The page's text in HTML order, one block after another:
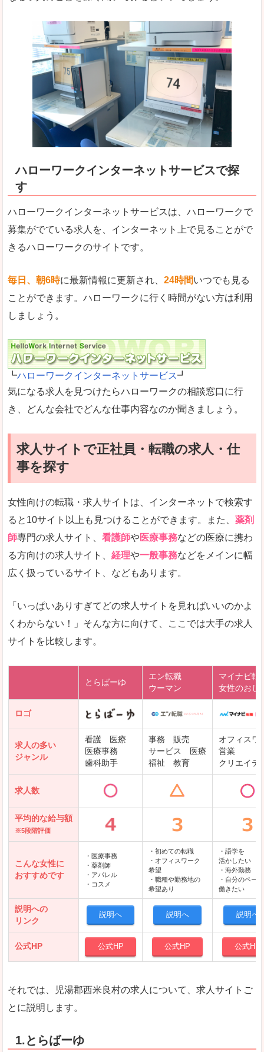
ハローワークインターネットサービスで探
す
ハローワークインターネットサービスは、ハローワークで
募集がでている求人を、インターネット上で見ることがで
きるハローワークのサイトです。
毎日、朝6時に最新情報に更新され、 24時間いつでも見る
ことができます。ハローワークに行く時間がない方は利用
しましょう。
┗ハローワークインターネットサービス┛
気になる求人を見つけたらハローワークの相談窓口に行
き、どんな会社でどんな仕事内容なのか聞きましょう。
求人サイトで正社員・転職の求人・仕
事を探す
女性向けの転職・求人サイトは、インターネットで検索す
ると10サイト以上も見つけることができます。また、 薬剤
師専門の求人サイト、 看護師や医療事務などの医療に携わ
る方向けの求人サイト、 経理や一般事務などをメインに幅
広く扱っているサイト、などもあります。
「いっぱいありすぎてどの求人サイトを見ればいいのかよ
くわからない！」そんな方に向けて、ここでは大手の求人
サイトを比較します。
とらばーゆ
エン転職
ウーマン
マイナビ転
女性のおし
ロゴ
求人の多い
ジャンル
看護 医療
医療事務
歯科助手
事務 販売
サービス 医療
福祉 教育
オフィスワ
営業
クリエイテ
求人数
平均的な給与額
※5段階評価
こんな女性に
おすすめです
・医療事務
・薬剤師
・アパレル
・コスメ
・初めての転職
・オフィスワーク
希望
・職種や勤務地の
希望あり
・語学を
活かしたい
・海外勤務
・自分のペー
働きたい
説明への
リンク
説明へ 説明へ 説明へ
公式HP 公式HP 公式HP 公式HP
それでは、児湯郡西米良村の求人について、求人サイトご
とに説明します。
1.とらばーゆ